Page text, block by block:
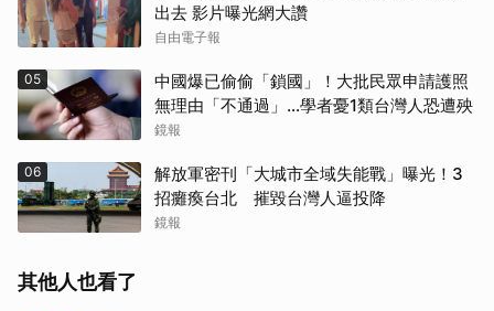
出去 影片曝光網大讚
自由電子報
05
中國爆已偷偷「鎖國」！大批民眾申請護照
無理由「不通過」...學者憂1類台灣人恐遭殃
鏡報
06
解放軍密刊「大城市全域失能戰」曝光！3
招癱瘓台北 摧毀台灣人逼投降
鏡報
其他人也看了